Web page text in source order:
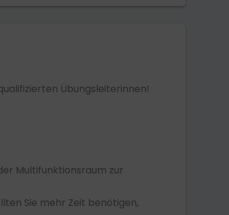
Übungsleiterinnen!
Multifunktionsraum zur
Sie mehr Zeit benötigen,